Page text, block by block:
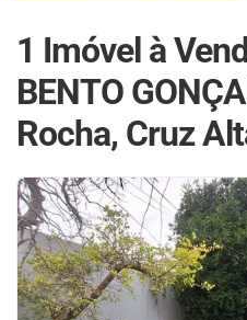
1 Imóvel à
BENTO
Rocha, Cruz